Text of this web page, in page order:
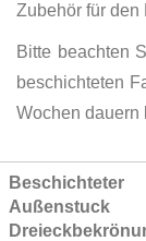
Zubehör für den
Bitte beachten
beschichteten
Wochen dauern
Grouped
product
items
Beschichteter
Außenstuck